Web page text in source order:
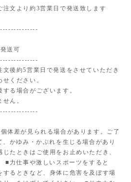
注文より約3営業日で発送致します
送可
文後約5営業日で発送をさせていただき
ください。
る場合がございます。
ん。
体差が見られる場合があります。ご了
かゆみ・かぶれを生じる場合があり
たときはご使用をお止めいただき、
■力仕事や激しいスポーツをすると
するときなど、身体に危害を及ぼす場